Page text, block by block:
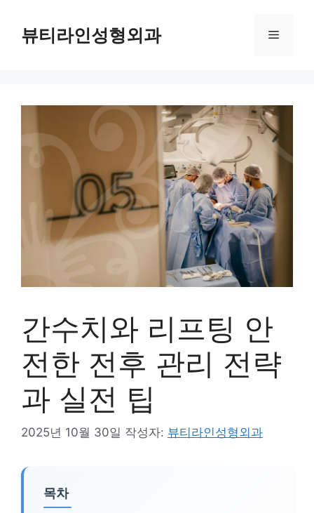
뷰티라인성형외과 메
간수치와 리프팅 안
전한 전후 관리 전략
과 실전 팁
2025년 10월 30일 작성자: 뷰티라인성형외과
목차